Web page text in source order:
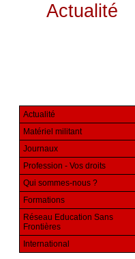
Actualité
Actualité
Matériel militant
Journaux
Profession - Vos droits
Qui sommes-nous ?
Formations
Réseau Education Sans
Frontières
International